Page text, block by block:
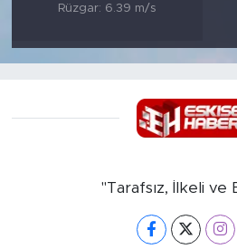
Rüzgar: 6.39 m/s
"Tarafsız, İlkeli ve